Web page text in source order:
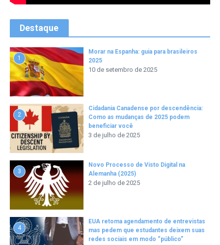
Destaque
1
Morar na Espanha: guia para brasileiros
2025
10 de setembro de 2025
2
Cidadania Canadense por descendência:
Como as mudanças de 2025 podem
beneficiar você
3 de julho de 2025
3
Novo Processo de Visto Digital na
Alemanha (2025)
2 de julho de 2025
4
EUA retoma agendamento de entrevistas
mas pedem que estudantes deixem suas
redes sociais em modo “público”